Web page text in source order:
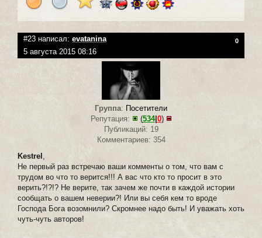
#23 написал: evatanina 0
5 августа 2015 08:16
Группа: Посетители
Репутация:
(534| 0)
Публикаций: 19
Комментариев: 354
Kestrel ,
Не первый раз встречаю ваши комменты о том, что вам с
трудом во что то верится!!! А вас что кто то просит в это
верить?!?!? Не верите, так зачем же почти в каждой истории
сообщать о вашем неверии?! Или вы себя кем то вроде
Господа Бога возомнили? Скромнее надо быть! И уважать хоть
чуть-чуть авторов!